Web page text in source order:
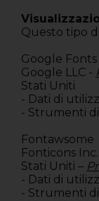
Questo tipo
Google
Google LLC -
Stati Uniti
- Dati di
- Strumenti
Fontawsome
Fonticons Inc.
Stati Uniti –
- Dati di
- Strumenti